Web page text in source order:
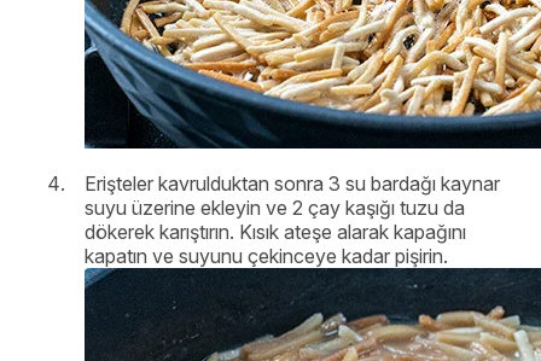
Erişteler kavrulduktan sonra 3 su bardağı kaynar
suyu üzerine ekleyin ve 2 çay kaşığı tuzu da
dökerek karıştırın. Kısık ateşe alarak kapağını
kapatın ve suyunu çekinceye kadar pişirin.